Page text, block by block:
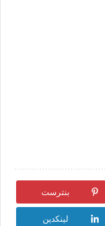
بنترست
لينكدين